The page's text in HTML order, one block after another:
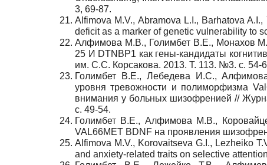
3, 69-87.
Alfimova M.V., Abramova L.I., Barhatova
deficit as a marker of genetic vulnerability to
Алфимова М.В., Голимбет В.Е., Монахов
25 И DTNBP1 как гены-кандидаты
им. С.С. Корсакова. 2013. Т. 113. №3. с. 54-
Голимбет В.Е., Лебедева И.С.,
уровня тревожности и полиморфизма
внимания у больных шизофренией //
с. 49-54.
Голимбет В.Е., Алфимова М.В.,
VAL66MET BDNF на проявления
Alfimova M.V., Korovaitseva G.I., Lezheiko
and anxiety-related traits on selective